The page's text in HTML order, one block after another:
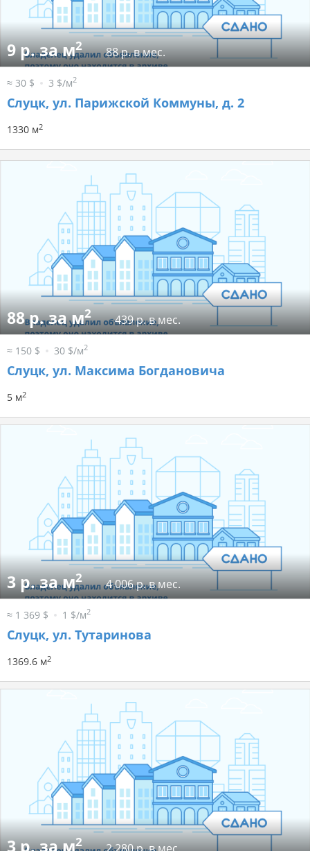
9 р. за м2 88 р. в мес.
≈ 30 $ 3 $/м2
Слуцк, ул. Парижской Коммуны, д. 2
1330 м2
88 р. за м2 439 р. в мес.
≈ 150 $ 30 $/м2
Слуцк, ул. Максима Богдановича
5 м2
3 р. за м2 4 006 р. в мес.
≈ 1 369 $ 1 $/м2
Слуцк, ул. Тутаринова
1369.6 м2
3 р. за м2